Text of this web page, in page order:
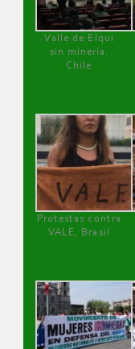
Valle de Elqui
sin minería.
Chile
Protestas contra
VALE, Brasil